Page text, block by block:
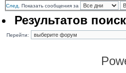
След. Показать сообщения за
Результатов
Перейти: